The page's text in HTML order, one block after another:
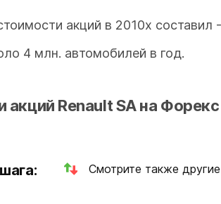
акций в 2010х составил
4 млн. автомобилей в год.
акций Renault SA на Форекс
Смотрите также